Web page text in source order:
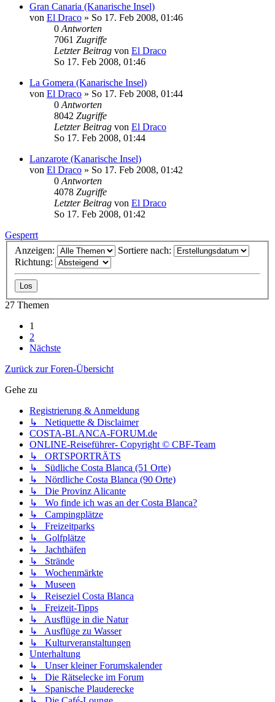
Gran Canaria (Kanarische Insel)
von El Draco » So 17. Feb 2008, 01:46
0 Antworten
7061 Zugriffe
Letzter Beitrag von El Draco
So 17. Feb 2008, 01:46
La Gomera (Kanarische Insel)
von El Draco » So 17. Feb 2008, 01:44
0 Antworten
8042 Zugriffe
Letzter Beitrag von El Draco
So 17. Feb 2008, 01:44
Lanzarote (Kanarische Insel)
von El Draco » So 17. Feb 2008, 01:42
0 Antworten
4078 Zugriffe
Letzter Beitrag von El Draco
So 17. Feb 2008, 01:42
Gesperrt
Anzeigen:
Sortiere nach:
Richtung:
27 Themen
1
2
Nächste
Zurück zur Foren-Übersicht
Gehe zu
Registrierung & Anmeldung
↳ Netiquette & Disclaimer
COSTA-BLANCA-FORUM.de
ONLINE-Reiseführer- Copyright © CBF-Team
↳ ORTSPORTRÄTS
↳ Südliche Costa Blanca (51 Orte)
↳ Nördliche Costa Blanca (90 Orte)
↳ Die Provinz Alicante
↳ Wo finde ich was an der Costa Blanca?
↳ Campingplätze
↳ Freizeitparks
↳ Golfplätze
↳ Jachthäfen
↳ Strände
↳ Wochenmärkte
↳ Museen
↳ Reiseziel Costa Blanca
↳ Freizeit-Tipps
↳ Ausflüge in die Natur
↳ Ausflüge zu Wasser
↳ Kulturveranstaltungen
Unterhaltung
↳ Unser kleiner Forumskalender
↳ Die Rätselecke im Forum
↳ Spanische Plauderecke